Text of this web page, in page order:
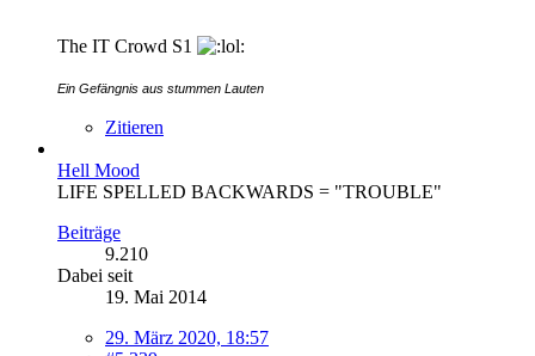
The IT Crowd S1
Ein Gefängnis aus stummen Lauten
Zitieren
Hell Mood
LIFE SPELLED BACKWARDS = "TROUBLE"
Beiträge
9.210
Dabei seit
19. Mai 2014
29. März 2020, 18:57